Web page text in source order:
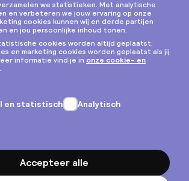
Privacy & cookies
Algemene voorwaarden